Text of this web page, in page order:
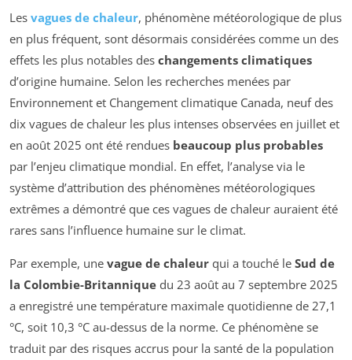
Les vagues de chaleur, phénomène météorologique de plus
en plus fréquent, sont désormais considérées comme un des
effets les plus notables des changements climatiques
d’origine humaine. Selon les recherches menées par
Environnement et Changement climatique Canada, neuf des
dix vagues de chaleur les plus intenses observées en juillet et
en août 2025 ont été rendues beaucoup plus probables
par l’enjeu climatique mondial. En effet, l’analyse via le
système d’attribution des phénomènes météorologiques
extrêmes a démontré que ces vagues de chaleur auraient été
rares sans l’influence humaine sur le climat.
Par exemple, une vague de chaleur qui a touché le Sud de
la Colombie-Britannique du 23 août au 7 septembre 2025
a enregistré une température maximale quotidienne de 27,1
°C, soit 10,3 °C au-dessus de la norme. Ce phénomène se
traduit par des risques accrus pour la santé de la population